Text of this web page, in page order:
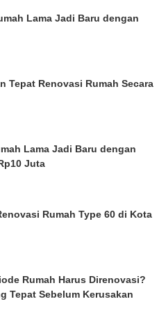
Lama Jadi Baru dengan
Tepat Renovasi Rumah Secara
Lama Jadi Baru dengan
Juta
Rumah Type 60 di Kota
Rumah Harus Direnovasi?
Tepat Sebelum Kerusakan